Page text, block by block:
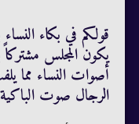
قولكم في بكاء
يكون المجلس مشتركاً
أصوات النساء مما
الرجال صوت